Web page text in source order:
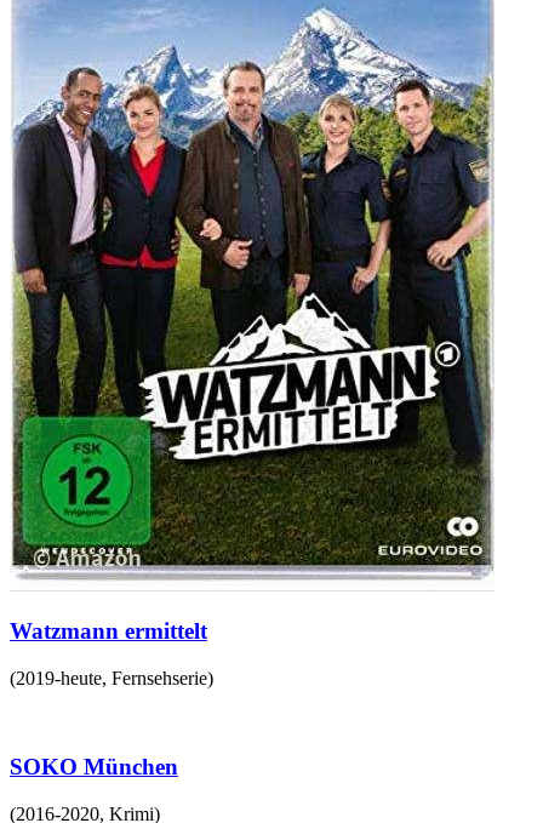
Watzmann ermittelt
(2019-heute, Fernsehserie)
SOKO München
(2016-2020, Krimi)